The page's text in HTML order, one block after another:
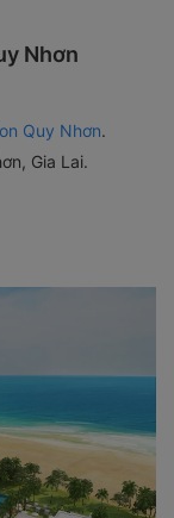
Nhơn
Quy Nhơn.
Gia Lai.